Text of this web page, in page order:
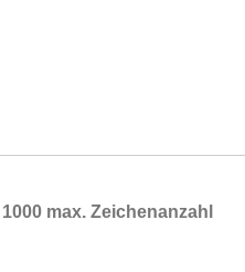
max. Zeichenanzahl